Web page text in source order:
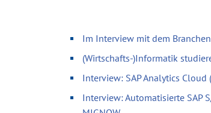
Im Interview mit dem
(Wirtschafts-)Informatik
Interview: SAP Analytics Cloud
Interview: Automatisierte SAP